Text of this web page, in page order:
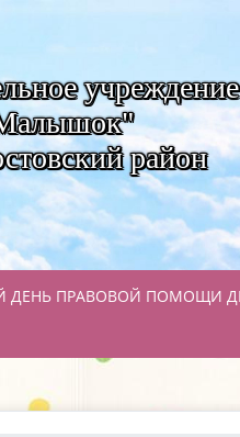
учреждение
район
ДЕНЬ ПРАВОВОЙ ПОМОЩИ